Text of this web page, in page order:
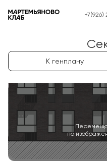
+7(926)
К генплану
по